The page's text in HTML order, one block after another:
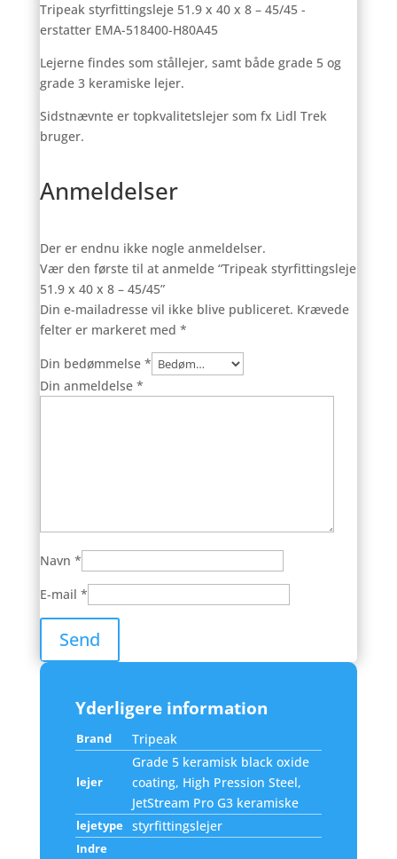
Tripeak styrfittingsleje 51.9 x 40 x 8 – 45/45 -
erstatter EMA-518400-H80A45
Lejerne findes som stållejer, samt både grade 5 og
grade 3 keramiske lejer.
Sidstnævnte er topkvalitetslejer som fx Lidl Trek
bruger.
Anmeldelser
Der er endnu ikke nogle anmeldelser.
Vær den første til at anmelde “Tripeak styrfittingsleje
51.9 x 40 x 8 – 45/45”
Din e-mailadresse vil ikke blive publiceret. Krævede
felter er markeret med *
Din bedømmelse *
Din anmeldelse *
Navn *
E-mail *
Yderligere information
Brand Tripeak
lejer
Grade 5 keramisk black oxide
coating, High Pression Steel,
JetStream Pro G3 keramiske
lejetype styrfittingslejer
Indre